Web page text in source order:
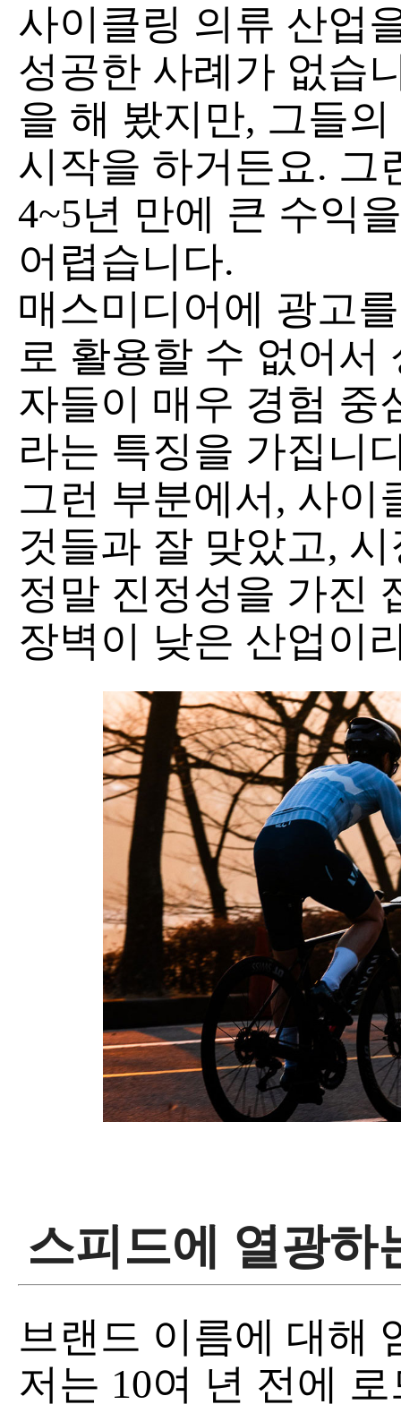
사이클링 의류 산업
성공한 사례가 없습
을 해 봤지만, 그들
시작을 하거든요. 그
4~5년 만에 큰 수익
어렵습니다.
매스미디어에 광고
로 활용할 수 없어서
자들이 매우 경험 중
라는 특징을 가집니
그런 부분에서, 사이
것들과 잘 맞았고,
정말 진정성을 가진
장벽이 낮은 산업이
스피드에 열광하
브랜드 이름에 대해
저는 10여 년 전에